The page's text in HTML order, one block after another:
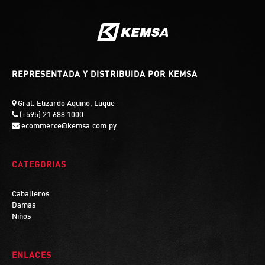
REPRESENTADA Y DISTRIBUIDA POR KEMSA
Gral. Elizardo Aquino, Luque
(+595) 21 688 1000
ecommerce@kemsa.com.py
CATEGORIAS
Caballeros
Damas
Niños
ENLACES